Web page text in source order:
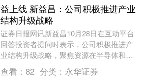
益上线 新益昌：公司积极推进产业
结构升级战略
证券日报网讯新益昌10月28日在互动平台
回答投资者提问时表示，公司积极推进产
业结构升级战略，聚焦资源在半导体和新
型显示封装技术等核心领域，作为率先研
发出可用于M....
查看： 82 分类： 永华证券